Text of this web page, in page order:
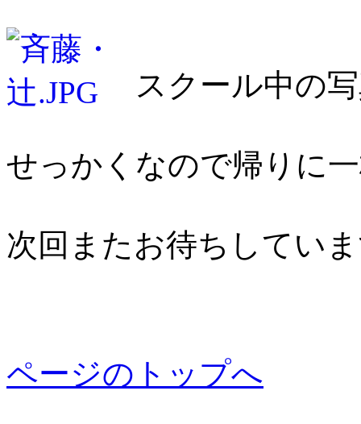
スクール中の
せっかくなので帰りに
次回またお待ちしてい
ページのトップへ